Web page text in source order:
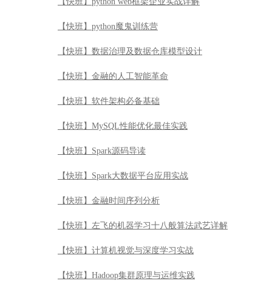
【快班】python魔鬼训练营
【快班】数据治理及数据仓库模型设计
【快班】金融的人工智能革命
【快班】软件架构必备基础
【快班】MySQL性能优化最佳实践
【快班】Spark源码导读
【快班】Spark大数据平台应用实战
【快班】金融时间序列分析
【快班】左飞的机器学习十八般算法武艺详解
【快班】计算机视觉与深度学习实战
【快班】Hadoop集群原理与运维实践